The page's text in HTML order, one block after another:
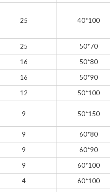
25 40*100
25 50*70
16 50*80
16 50*90
12 50*100
9 50*150
9 60*80
9 60*90
9 60*100
4 60*100